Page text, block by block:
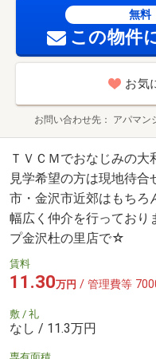
無料
この物件
お気
お問い合わせ先 アパマン
ＴＶＣＭでおなじみの
見学希望の方は現地待合
市・金沢市近郊はもちろ
幅広く仲介を行っており
プ金沢杜の里店で☆
賃料
11.30万円 / 管理費等
敷 / 礼
なし / 11.3万円